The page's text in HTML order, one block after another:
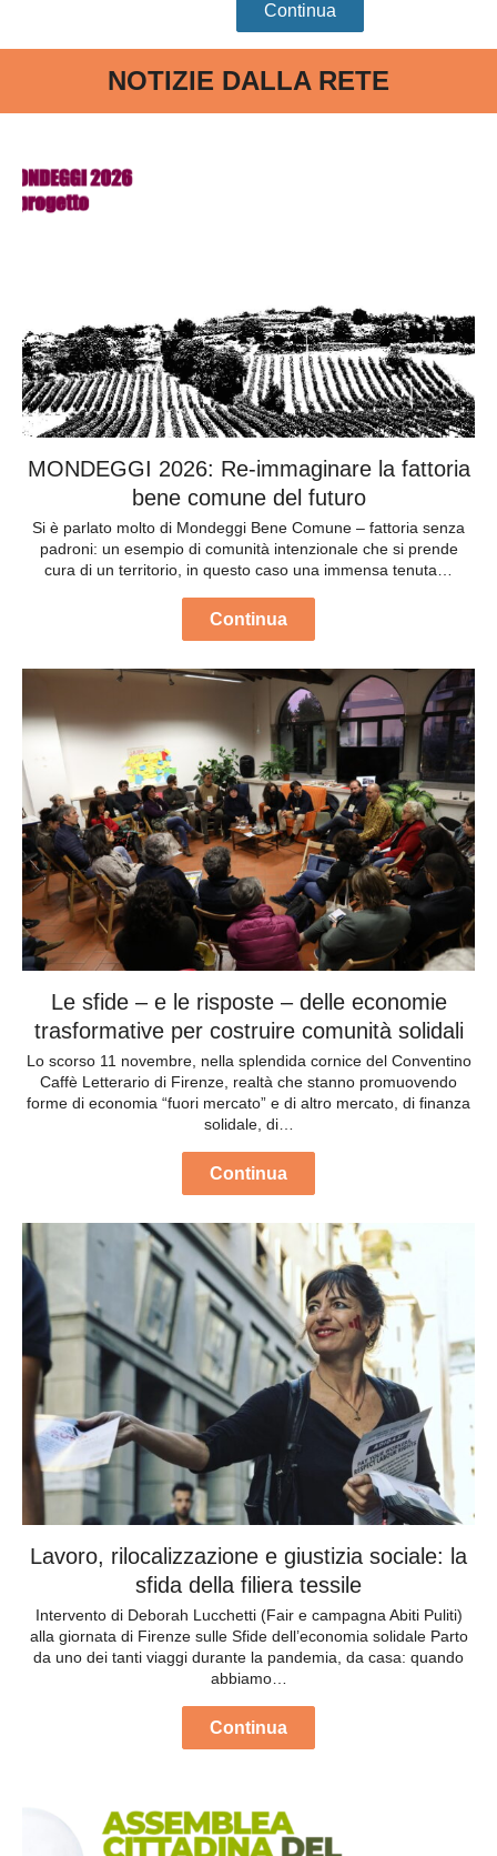
Continua
NOTIZIE DALLA RETE
MONDEGGI 2026: Re-immaginare la fattoria
bene comune del futuro
Si è parlato molto di Mondeggi Bene Comune – fattoria senza
padroni: un esempio di comunità intenzionale che si prende
cura di un territorio, in questo caso una immensa tenuta…
Continua
Le sfide – e le risposte – delle economie
trasformative per costruire comunità solidali
Lo scorso 11 novembre, nella splendida cornice del Conventino
Caffè Letterario di Firenze, realtà che stanno promuovendo
forme di economia “fuori mercato” e di altro mercato, di finanza
solidale, di…
Continua
Lavoro, rilocalizzazione e giustizia sociale: la
sfida della filiera tessile
Intervento di Deborah Lucchetti (Fair e campagna Abiti Puliti)
alla giornata di Firenze sulle Sfide dell’economia solidale Parto
da uno dei tanti viaggi durante la pandemia, da casa: quando
abbiamo…
Continua